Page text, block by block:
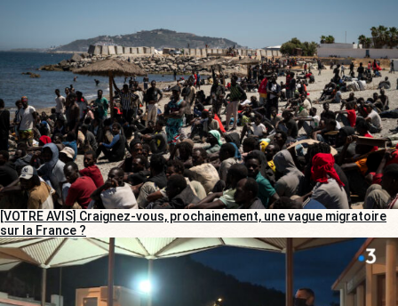
[VOTRE AVIS] Craignez-vous, prochainement, une vague migratoire
sur la France ?